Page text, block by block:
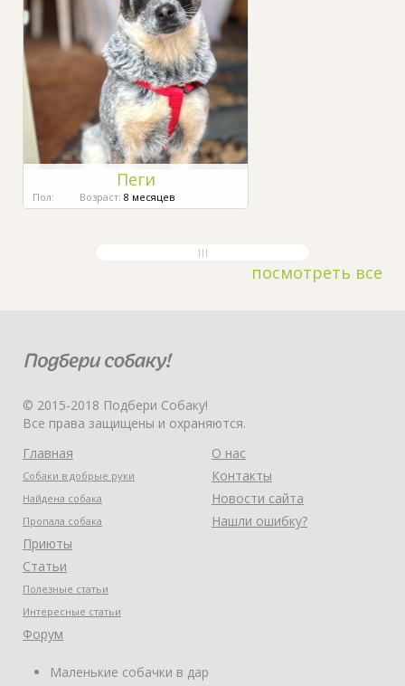
Пеги
Пол: Возраст: 8 месяцев
посмотреть все
© 2015-2018 Подбери Собаку!
Все права защищены и охраняются.
Главная
Собаки в добрые руки
Найдена собака
Пропала собака
Приюты
Статьи
Полезные статьи
Интересные статьи
Форум
О нас
Контакты
Новости сайта
Нашли ошибку?
Маленькие собачки в дар